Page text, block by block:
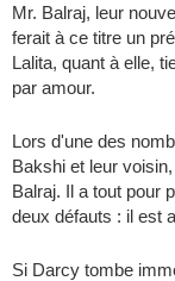
Mr. Balraj, leur
ferait à ce titre un
Lalita, quant à elle,
par amour.
Lors d'une des
Bakshi et leur
Balraj. Il a tout pour
deux défauts : il est
Si Darcy tombe